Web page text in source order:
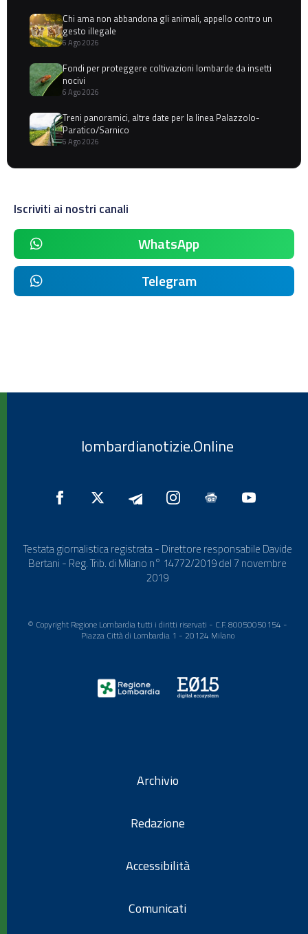
Chi ama non abbandona gli animali, appello contro un
gesto illegale
6 Ago 2026
Fondi per proteggere coltivazioni lombarde da insetti
nocivi
6 Ago 2026
Treni panoramici, altre date per la linea Palazzolo-
Paratico/Sarnico
6 Ago 2026
Iscriviti ai nostri canali
WhatsApp
Telegram
lombardianotizie.Online
Testata giornalistica registrata - Direttore responsabile Davide
Bertani - Reg. Trib. di Milano n° 14772/2019 del 7 novembre
2019
© Copyright Regione Lombardia tutti i diritti riservati - C.F. 80050050154 -
Piazza Città di Lombardia 1 - 20124 Milano
Archivio
Redazione
Accessibilità
Comunicati